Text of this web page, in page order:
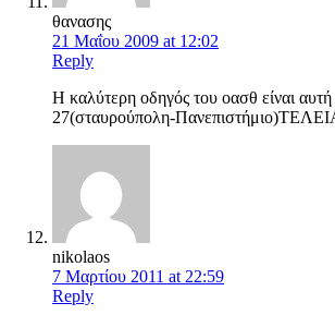
θανασης
21 Μαΐου 2009 at 12:02
Reply
Η καλύτερη οδηγός του οασθ είναι
27(σταυρούπολη-
nikolaos
7 Μαρτίου 2011 at 22:59
Reply